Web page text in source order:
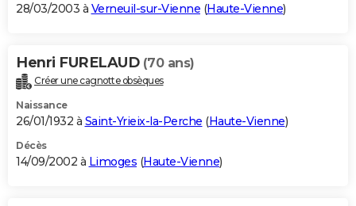
28/03/2003 à Verneuil-sur-Vienne (Haute-Vienne)
Henri FURELAUD (70 ans)
Créer une cagnotte obsèques
Naissance
26/01/1932 à Saint-Yrieix-la-Perche (Haute-Vienne)
Décès
14/09/2002 à Limoges (Haute-Vienne)